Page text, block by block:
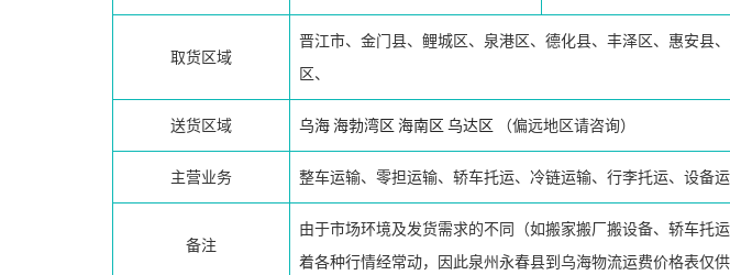
取货区域
晋江市、金门县、鲤城区、泉港区、德化县、丰泽区、惠安县
区、
送货区域 乌海海勃湾区 海南区 乌达区 （偏远地区请咨询）
主营业务 整车运输、零担运输、轿车托运、冷链运输、行李托运、设备
备注
由于市场环境及发货需求的不同（如搬家搬厂搬设备、轿车托
着各种行情经常动，因此泉州永春县到乌海物流运费价格表仅